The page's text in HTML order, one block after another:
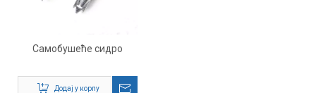
Самобушеће сидро
Додај у корпу